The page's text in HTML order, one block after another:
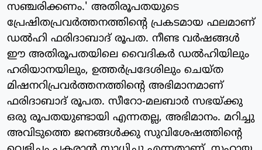
സഞ്ചരിക്കണം.' അതിരൂപതയുടെ
പ്രേഷിതപ്രവര്‍ത്തനത്തിന്റെ പ്രകടമായ ഫലമാണ്
ഡല്‍ഹി ഫരിദാബാദ് രൂപത. നീണ്ട വര്‍ഷങ്ങള്‍
ഈ അതിരൂപതയിലെ വൈദികര്‍ ഡല്‍ഹിയിലും
ഹരിയാനയിലും, ഉത്തര്‍പ്രദേശിലും ചെയ്ത
മിഷനറിപ്രവര്‍ത്തനത്തിന്റെ അഭിമാനമാണ്
ഫരിദാബാദ് രൂപത. സീറോ-മലബാര്‍ സഭയ്ക്കു
ഒരു രൂപതയുണ്ടായി എന്നതല്ല, അഭിമാനം. മറിച്ചു
അവിടുത്തെ ജനങ്ങള്‍ക്കു സുവിശേഷത്തിന്റെ